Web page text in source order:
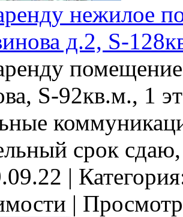
нежилое
д.2, S-
S-92кв.м., 1
срок
|
|